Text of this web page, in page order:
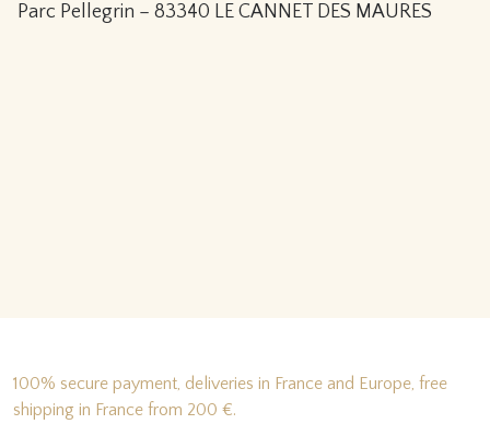
Parc Pellegrin – 83340 LE CANNET DES MAURES
100% secure payment, deliveries in France and Europe, free
shipping in France from 200 €.